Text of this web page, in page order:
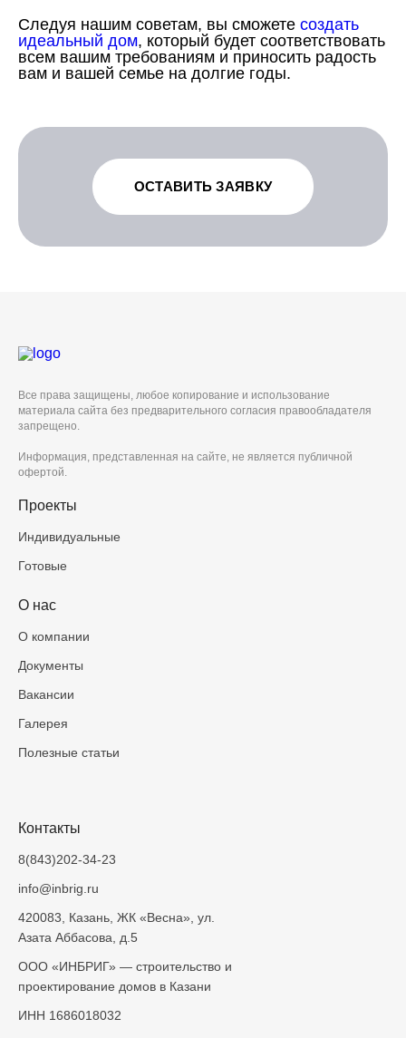
Следуя нашим советам, вы сможете создать
идеальный дом, который будет соответствовать
всем вашим требованиям и приносить радость
вам и вашей семье на долгие годы.
ОСТАВИТЬ ЗАЯВКУ
Все права защищены, любое копирование и использование
материала сайта без предварительного согласия правообладателя
запрещено.
Информация, представленная на сайте, не является публичной
офертой.
Проекты
Индивидуальные
Готовые
О нас
О компании
Документы
Вакансии
Галерея
Полезные статьи
Контакты
8(843)202-34-23
info@inbrig.ru
420083, Казань, ЖК «Весна», ул.
Азата Аббасова, д.5
ООО «ИНБРИГ» — строительство и
проектирование домов в Казани
ИНН 1686018032